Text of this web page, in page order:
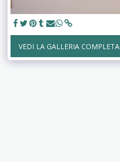
VEDI LA GALLERIA COMPLETA